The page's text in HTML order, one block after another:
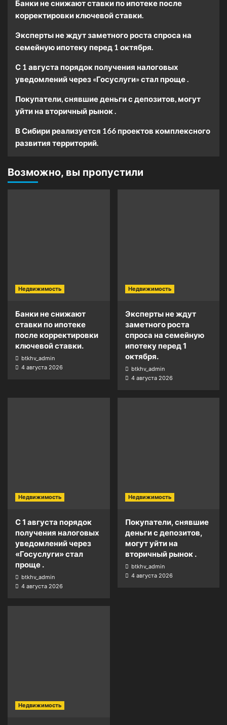
Банки не снижают ставки по ипотеке после
корректировки ключевой ставки.
Эксперты не ждут заметного роста спроса на
семейную ипотеку перед 1 октября.
С 1 августа порядок получения налоговых
уведомлений через «Госуслуги» стал проще .
Покупатели, снявшие деньги с депозитов, могут
уйти на вторичный рынок .
В Сибири реализуется 166 проектов комплексного
развития территорий.
Возможно, вы пропустили
Недвижимость
Банки не снижают
ставки по ипотеке
после корректировки
ключевой ставки.
btkhv_admin
4 августа 2026
Недвижимость
Эксперты не ждут
заметного роста
спроса на семейную
ипотеку перед 1
октября.
btkhv_admin
4 августа 2026
Недвижимость
С 1 августа порядок
получения налоговых
уведомлений через
«Госуслуги» стал
проще .
btkhv_admin
4 августа 2026
Недвижимость
Покупатели, снявшие
деньги с депозитов,
могут уйти на
вторичный рынок .
btkhv_admin
4 августа 2026
Недвижимость